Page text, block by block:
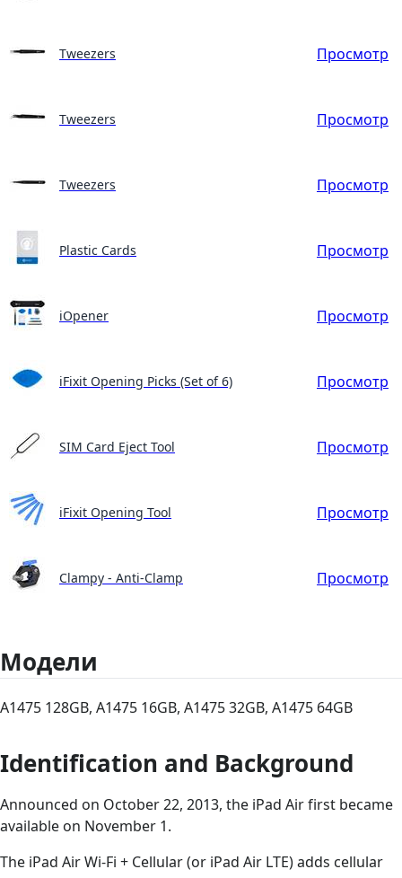
Tweezers Просмотр
Tweezers Просмотр
Tweezers Просмотр
Plastic Cards Просмотр
iOpener Просмотр
iFixit Opening Picks (Set of 6) Просмотр
SIM Card Eject Tool Просмотр
iFixit Opening Tool Просмотр
Clampy - Anti-Clamp Просмотр
Модели
A1475 128GB, A1475 16GB, A1475 32GB, A1475 64GB
Identification and Background
Announced on October 22, 2013, the iPad Air first became
available on November 1.
The iPad Air Wi-Fi + Cellular (or iPad Air LTE) adds cellular